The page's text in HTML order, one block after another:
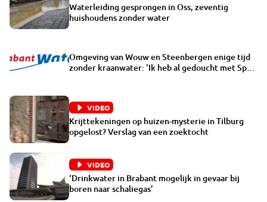
Waterleiding gesprongen in Oss, zeventig
huishoudens zonder water
Omgeving van Wouw en Steenbergen enige tijd
zonder kraanwater: 'Ik heb al gedoucht met Spa
VIDEO
Krijttekeningen op huizen-mysterie in Tilburg
opgelost? Verslag van een zoektocht
VIDEO
‘Drinkwater in Brabant mogelijk in gevaar bij
boren naar schaliegas’